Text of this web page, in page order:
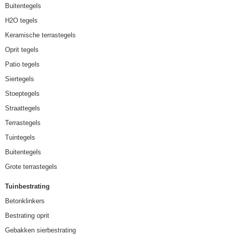
Buitentegels
H2O tegels
Keramische terrastegels
Oprit tegels
Patio tegels
Siertegels
Stoeptegels
Straattegels
Terrastegels
Tuintegels
Buitentegels
Grote terrastegels
Tuinbestrating
Betonklinkers
Bestrating oprit
Gebakken sierbestrating